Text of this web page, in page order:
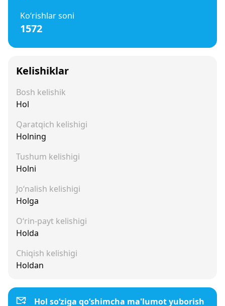
Ko‘rishlar soni
1572
Kelishiklar
Bosh kelishik
Hol
Qaratqich kelishigi
Holning
Tushum kelishigi
Holni
Jo‘nalish kelishigi
Holga
O‘rin-payt kelishigi
Holda
Chiqish kelishigi
Holdan
Hol so‘ziga qo‘shimcha ma'lumot yuborish